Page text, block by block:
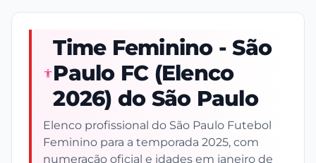
Time Feminino - São
Paulo FC (Elenco
2026) do São Paulo
Elenco profissional do São Paulo Futebol
Feminino para a temporada 2025, com
numeração oficial e idades em janeiro de